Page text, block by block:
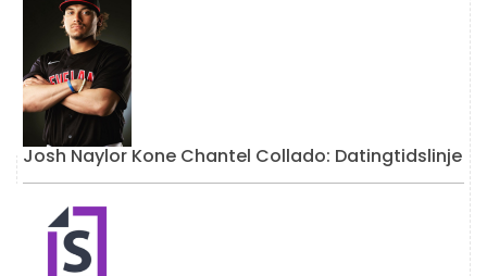
Josh Naylor Kone Chantel Collado: Datingtidslinje